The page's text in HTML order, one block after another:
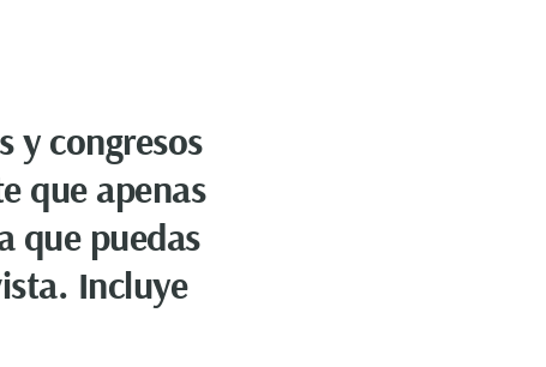
y congresos
que apenas
que puedas
Incluye